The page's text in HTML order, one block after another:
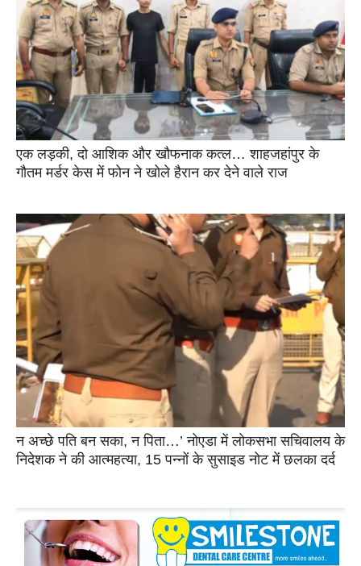
एक लड़की, दो आशिक और खौफनाक कत्ल… शाहजहांपुर के
गौतम मर्डर केस में फोन ने खोले हैरान कर देने वाले राज
न अच्छे पति बन सका, न पिता…’ नोएडा में लोकसभा सचिवालय के
निदेशक ने की आत्महत्या, 15 पन्नों के सुसाइड नोट में छलका दर्द